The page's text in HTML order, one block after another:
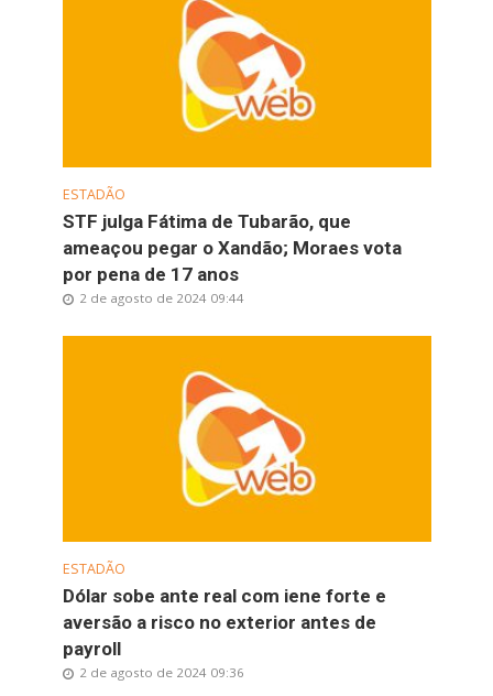
ESTADÃO
STF julga Fátima de Tubarão, que
ameaçou pegar o Xandão; Moraes vota
por pena de 17 anos
2 de agosto de 2024 09:44
ESTADÃO
Dólar sobe ante real com iene forte e
aversão a risco no exterior antes de
payroll
2 de agosto de 2024 09:36